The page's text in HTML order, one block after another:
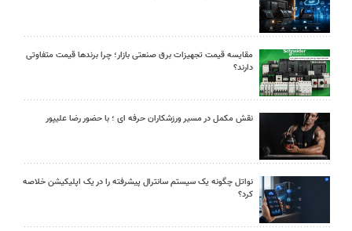
مقایسه قیمت تجهیزات برق صنعتی بازار؛ چرا برندها قیمت متفاوتی
دارند؟
نقش مکمل در مسیر ورزشکاران حرفه ای ؛ با حضور رضا علیپور
نواتل چگونه یک سیستم سانترال پیشرفته را در یک اپلیکیشن خلاصه
کرد؟